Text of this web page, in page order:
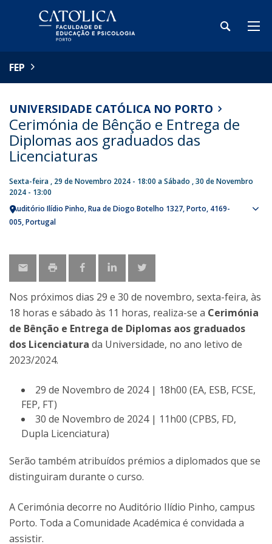
FEP
UNIVERSIDADE CATÓLICA NO PORTO
Cerimónia de Bênção e Entrega de
Diplomas aos graduados das
Licenciaturas
Sexta-feira , 29 de Novembro 2024 - 18:00 aSábado , 30 de Novembro
2024 - 13:00
Auditório Ilídio Pinho Rua de Diogo Botelho 1327 Porto 4169-
005 Portugal
Nos próximos dias 29 e 30 de novembro, sexta-feira, às
18 horas e sábado às 11 horas, realiza-se a Cerimónia
de Bênção e Entrega de Diplomas aos graduados
dos Licenciatura da Universidade, no ano letivo de
2023/2024.
29 de Novembro de 2024 | 18h00 (EA, ESB, FCSE,
FEP, FT)
30 de Novembro de 2024 | 11h00 (CPBS, FD,
Dupla Licenciatura)
Serão também atribuídos prémios a diplomados que se
distinguiram durante o curso.
A Cerimónia decorre no Auditório Ilídio Pinho, campus
Porto. Toda a Comunidade Académica é convidada a
assistir.